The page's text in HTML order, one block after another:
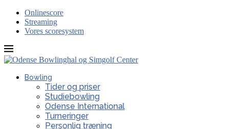
Onlinescore
Streaming
Vores scoresystem
Bowling
Tider og priser
Studiebowling
Odense International
Turneringer
Personlig træning